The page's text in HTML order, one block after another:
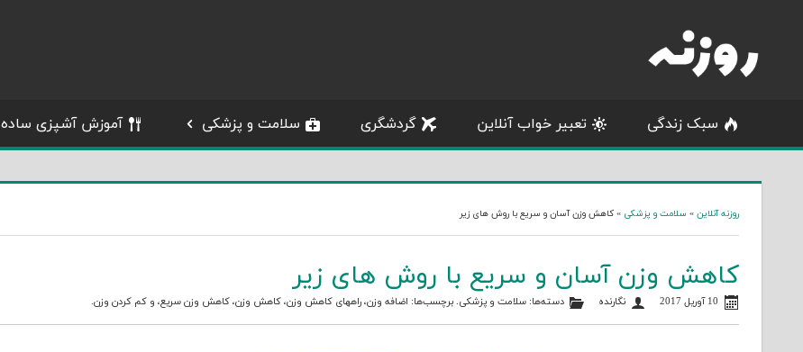
content
سبک زندگی تعبیر خواب آنلاین گردشگری سلامت و پزشکی آموزش آشپزی ساده
روزنه آنلاین » سلامت و پزشکی »کاهش وزن آسان و سریع با روش های زیر
کاهش وزن آسان و سریع با روش های زیر
10 آوریل 2017 نگارنده دسته‌ها:سلامت و پزشکی. برچسب‌ها: اضافه وزن،راههای کاهش وزن،کاهش وزن،کاهش وزن سریع، وکم کردن وزن.